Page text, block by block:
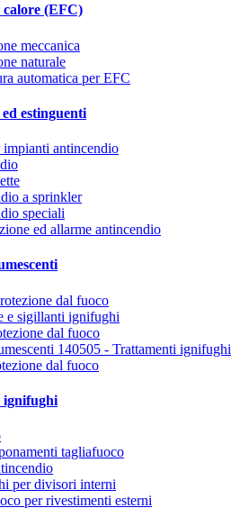
(EFC)
meccanica
naturale
automatica per EFC
estinguenti
antincendio
a sprinkler
speciali
ed allarme antincendio
dal fuoco
e sigillanti ignifughi
dal fuoco
140505 - Trattamenti ignifughi
dal fuoco
ignifughi
tagliafuoco
per divisori interni
per rivestimenti esterni